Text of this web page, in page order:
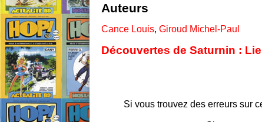
Auteurs
Cance Louis, Giroud Michel-Paul
Découvertes de Saturnin :
Si vous trouvez des erreurs sur